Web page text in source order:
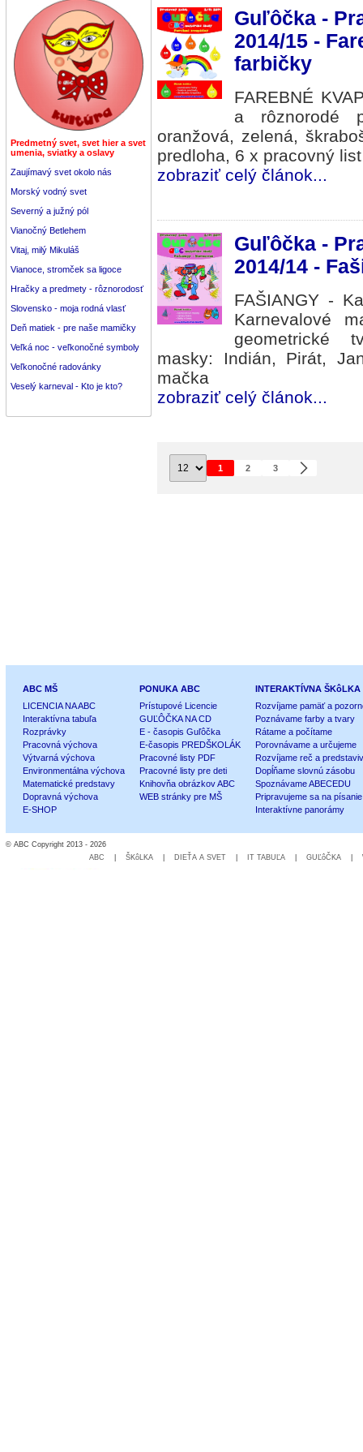
Predmetný svet, svet hier a svet
umenia, sviatky a oslavy
Zaujímavý svet okolo nás
Morský vodný svet
Severný a južný pól
Vianočný Betlehem
Vitaj, milý Mikuláš
Vianoce, stromček sa ligoce
Hračky a predmety - rôznorodosť
Slovensko - moja rodná vlasť
Deň matiek - pre naše mamičky
Veľká noc - veľkonočné symboly
Veľkonočné radovánky
Veselý karneval - Kto je kto?
Guľôčka -
2014/15 -
farbičky
FAREBNÉ
a rôznorodé
oranžová, zelená,
predloha, 6 x pracovný list
zobraziť celý článok...
Guľôčka -
2014/14 -
FAŠIANGY -
Karnevalové
geometrické
masky: Indián, Pirát,
mačka
zobraziť celý článok...
1 2 3
ABC MŠ
LICENCIA NA ABC
Interaktívna tabuľa
Rozprávky
Pracovná výchova
Výtvarná výchova
Environmentálna výchova
Matematické predstavy
Dopravná výchova
E-SHOP
PONUKA ABC
Prístupové Licencie
GUĽÔČKA NA CD
E - časopis Guľôčka
E-časopis PREDŠKOLÁK
Pracovné listy PDF
Pracovné listy pre deti
Knihovňa obrázkov ABC
WEB stránky pre MŠ
INTERAKTÍVNA ŠKôLKA
Rozvíjame pamäť a
Poznávame farby a tvary
Rátame a počítame
Porovnávame a určujeme
Rozvíjame reč a
Dopĺňame slovnú zásobu
Spoznávame ABECEDU
Pripravujeme sa na písanie
Interaktívne panorámy
© ABC Copyright 2013 - 2026
ABC
ŠKôLKA DIEŤA A SVET IT TABUĽA GUĽôČKA